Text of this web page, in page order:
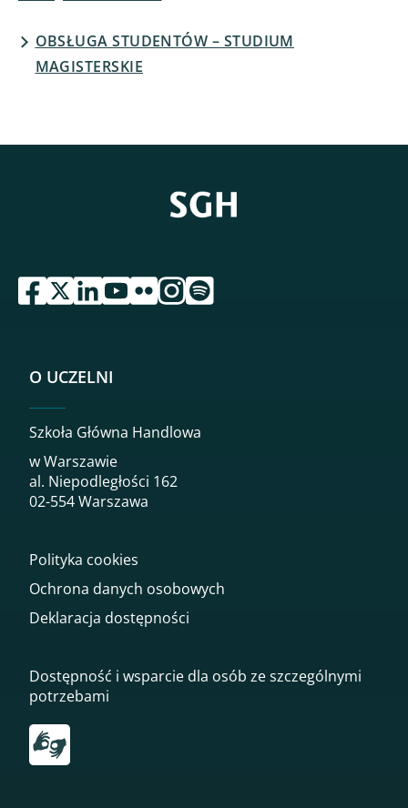
OBSŁUGA STUDENTÓW – STUDIUM
MAGISTERSKIE
przejdź do serwisu facebook sgh
przejdź do serwisu twitter sgh
przejdź do serwisu linkedin sgh
przejdź do serwisu youtube sgh
przejdź do serwisu flickr sgh
przejdź do serwisu instagram sgh
przejdź do serwisu spotify sgh
O UCZELNI
Szkoła Główna Handlowa
w Warszawie
al. Niepodległości 162
02-554 Warszawa
Polityka cookies
Ochrona danych osobowych
Deklaracja dostępności
Dostępność i wsparcie dla osób ze szczególnymi
potrzebami
Przekierowanie do tłumacza on-line języka migowego